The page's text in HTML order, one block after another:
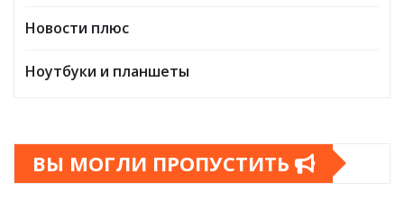
Новости плюс
Ноутбуки и планшеты
ВЫ МОГЛИ ПРОПУСТИТЬ